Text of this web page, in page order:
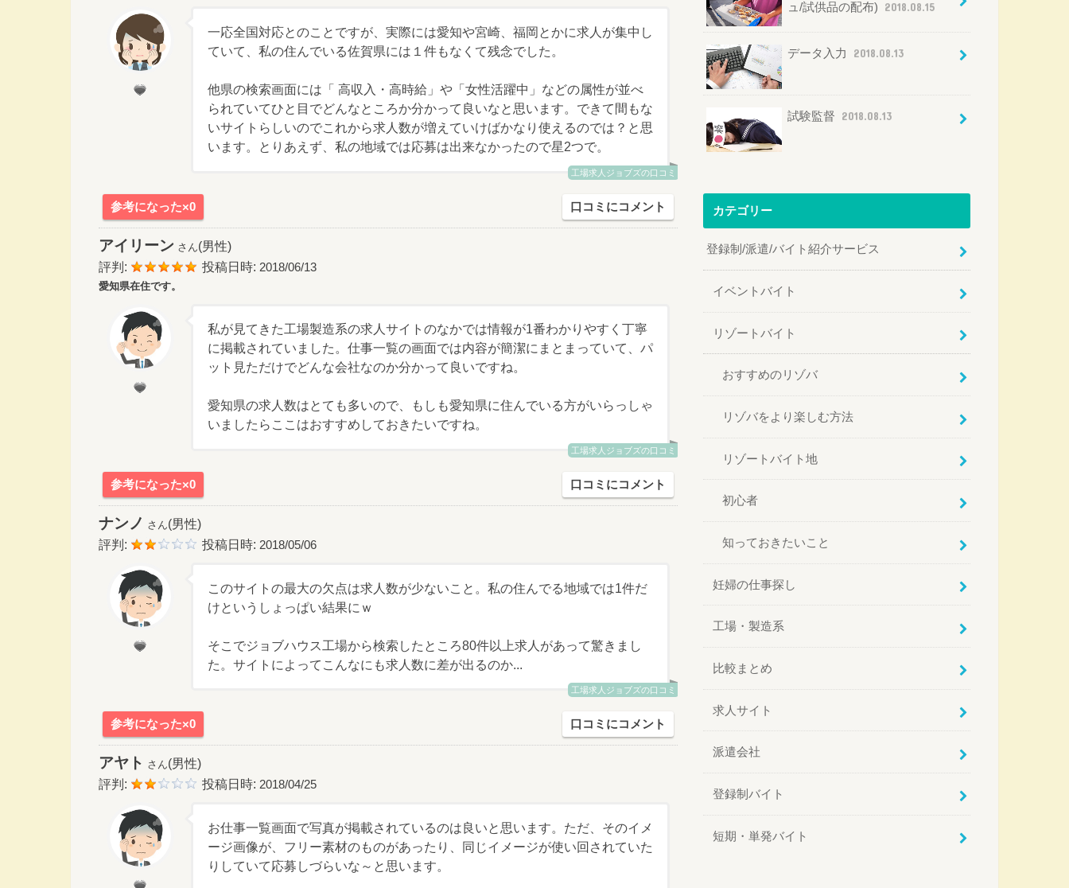
一応全国対応とのことですが、実際には愛知や宮崎、福岡とかに求人が集中し
ていて、私の住んでいる佐賀県には１件もなくて残念でした。
他県の検索画面には「 高収入・高時給」や「女性活躍中」などの属性が並べ
られていてひと目でどんなところか分かって良いなと思います。できて間もな
いサイトらしいのでこれから求人数が増えていけばかなり使えるのでは？と思
います。とりあえず、私の地域では応募は出来なかったので星2つで。
工場求人ジョブズの口コミ
参考になった×0 口コミにコメント
アイリーン さん(男性)
評判:
投稿日時: 2018/06/13
愛知県在住です。
私が見てきた工場製造系の求人サイトのなかでは情報が1番わかりやすく丁寧
に掲載されていました。仕事一覧の画面では内容が簡潔にまとまっていて、パ
ット見ただけでどんな会社なのか分かって良いですね。
愛知県の求人数はとても多いので、もしも愛知県に住んでいる方がいらっしゃ
いましたらここはおすすめしておきたいですね。
工場求人ジョブズの口コミ
参考になった×0 口コミにコメント
ナンノ さん(男性)
評判:
投稿日時: 2018/05/06
このサイトの最大の欠点は求人数が少ないこと。私の住んでる地域では1件だ
けというしょっぱい結果にｗ
そこでジョブハウス工場から検索したところ80件以上求人があって驚きまし
た。サイトによってこんなにも求人数に差が出るのか...
工場求人ジョブズの口コミ
参考になった×0 口コミにコメント
アヤト さん(男性)
評判:
投稿日時: 2018/04/25
お仕事一覧画面で写真が掲載されているのは良いと思います。ただ、そのイメ
ージ画像が、フリー素材のものがあったり、同じイメージが使い回されていた
りしていて応募しづらいな～と思います。
ュ/試供品の配布)
2018.08.15
データ入力 2018.08.13
試験監督 2018.08.13
カテゴリー
登録制/派遣/バイト紹介サービス
イベントバイト
リゾートバイト
おすすめのリゾバ
リゾバをより楽しむ方法
リゾートバイト地
初心者
知っておきたいこと
妊婦の仕事探し
工場・製造系
比較まとめ
求人サイト
派遣会社
登録制バイト
短期・単発バイト